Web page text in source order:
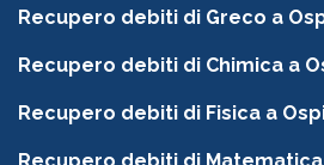
Recupero debiti di Greco a
Recupero debiti di Chimica a
Recupero debiti di Fisica a